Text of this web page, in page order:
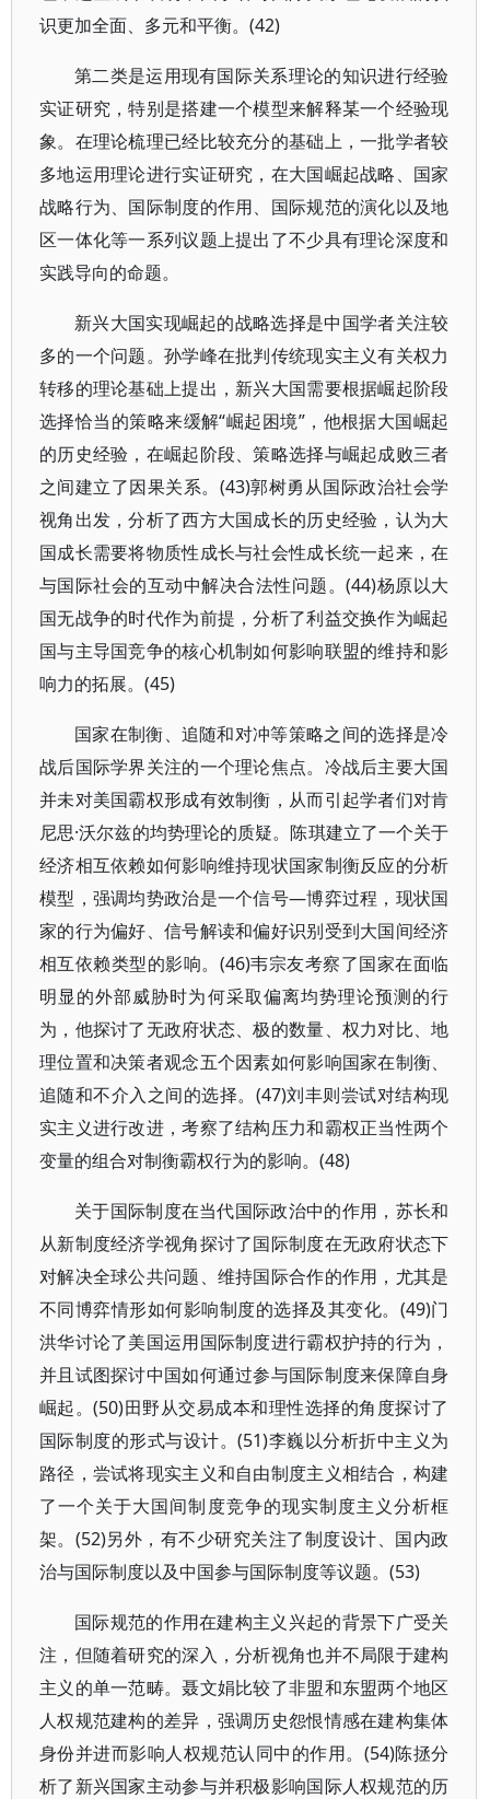
识更加全面、多元和平衡。(42)
第二类是运用现有国际关系理论的知识进行经验
实证研究，特别是搭建一个模型来解释某一个经验现
象。在理论梳理已经比较充分的基础上，一批学者较
多地运用理论进行实证研究，在大国崛起战略、国家
战略行为、国际制度的作用、国际规范的演化以及地
区一体化等一系列议题上提出了不少具有理论深度和
实践导向的命题。
新兴大国实现崛起的战略选择是中国学者关注较
多的一个问题。孙学峰在批判传统现实主义有关权力
转移的理论基础上提出，新兴大国需要根据崛起阶段
选择恰当的策略来缓解“崛起困境”，他根据大国崛起
的历史经验，在崛起阶段、策略选择与崛起成败三者
之间建立了因果关系。(43)郭树勇从国际政治社会学
视角出发，分析了西方大国成长的历史经验，认为大
国成长需要将物质性成长与社会性成长统一起来，在
与国际社会的互动中解决合法性问题。(44)杨原以大
国无战争的时代作为前提，分析了利益交换作为崛起
国与主导国竞争的核心机制如何影响联盟的维持和影
响力的拓展。(45)
国家在制衡、追随和对冲等策略之间的选择是冷
战后国际学界关注的一个理论焦点。冷战后主要大国
并未对美国霸权形成有效制衡，从而引起学者们对肯
尼思·沃尔兹的均势理论的质疑。陈琪建立了一个关于
经济相互依赖如何影响维持现状国家制衡反应的分析
模型，强调均势政治是一个信号—博弈过程，现状国
家的行为偏好、信号解读和偏好识别受到大国间经济
相互依赖类型的影响。(46)韦宗友考察了国家在面临
明显的外部威胁时为何采取偏离均势理论预测的行
为，他探讨了无政府状态、极的数量、权力对比、地
理位置和决策者观念五个因素如何影响国家在制衡、
追随和不介入之间的选择。(47)刘丰则尝试对结构现
实主义进行改进，考察了结构压力和霸权正当性两个
变量的组合对制衡霸权行为的影响。(48)
关于国际制度在当代国际政治中的作用，苏长和
从新制度经济学视角探讨了国际制度在无政府状态下
对解决全球公共问题、维持国际合作的作用，尤其是
不同博弈情形如何影响制度的选择及其变化。(49)门
洪华讨论了美国运用国际制度进行霸权护持的行为，
并且试图探讨中国如何通过参与国际制度来保障自身
崛起。(50)田野从交易成本和理性选择的角度探讨了
国际制度的形式与设计。(51)李巍以分析折中主义为
路径，尝试将现实主义和自由制度主义相结合，构建
了一个关于大国间制度竞争的现实制度主义分析框
架。(52)另外，有不少研究关注了制度设计、国内政
治与国际制度以及中国参与国际制度等议题。(53)
国际规范的作用在建构主义兴起的背景下广受关
注，但随着研究的深入，分析视角也并不局限于建构
主义的单一范畴。聂文娟比较了非盟和东盟两个地区
人权规范建构的差异，强调历史怨恨情感在建构集体
身份并进而影响人权规范认同中的作用。(54)陈拯分
析了新兴国家主动参与并积极影响国际人权规范的历